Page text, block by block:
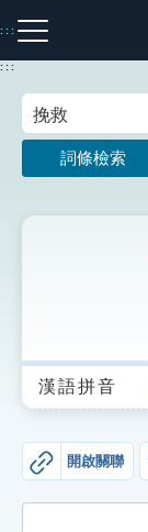
到
主
:::
注音索引圖示
生字詞彙表
成語故事
索引選單
:::
詞條檢索
漢語拼音
開啟關聯